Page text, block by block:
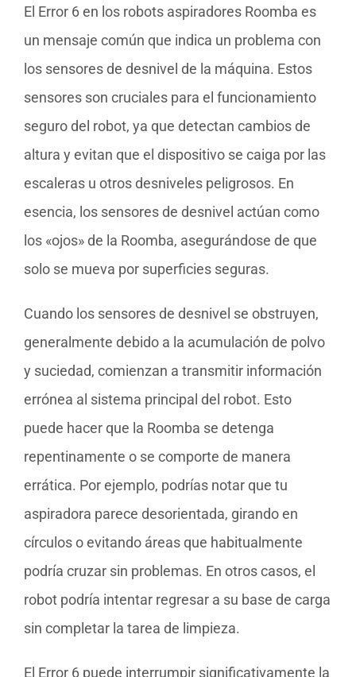
El Error 6 en los robots aspiradores Roomba es
un mensaje común que indica un problema con
los sensores de desnivel de la máquina. Estos
sensores son cruciales para el funcionamiento
seguro del robot, ya que detectan cambios de
altura y evitan que el dispositivo se caiga por las
escaleras u otros desniveles peligrosos. En
esencia, los sensores de desnivel actúan como
los «ojos» de la Roomba, asegurándose de que
solo se mueva por superficies seguras.
Cuando los sensores de desnivel se obstruyen,
generalmente debido a la acumulación de polvo
y suciedad, comienzan a transmitir información
errónea al sistema principal del robot. Esto
puede hacer que la Roomba se detenga
repentinamente o se comporte de manera
errática. Por ejemplo, podrías notar que tu
aspiradora parece desorientada, girando en
círculos o evitando áreas que habitualmente
podría cruzar sin problemas. En otros casos, el
robot podría intentar regresar a su base de carga
sin completar la tarea de limpieza.
El Error 6 puede interrumpir significativamente la